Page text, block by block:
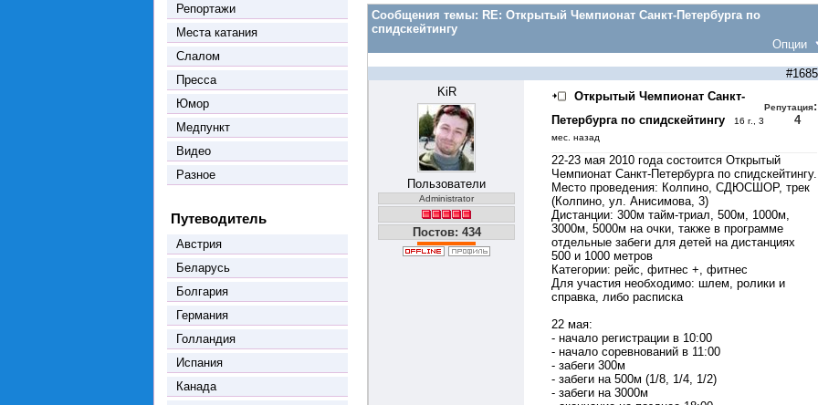
Репортажи
Места катания
Слалом
Пресса
Юмор
Медпункт
Видео
Разное
Путеводитель
Австрия
Беларусь
Болгария
Германия
Голландия
Испания
Канада
Сообщения темы: RE: Открытый Чемпионат Санкт-Петербурга по
спидскейтингу
Опции
#1685
KiR
Пользователи
Administrator
Постов: 434
Открытый Чемпионат Санкт-
Петербурга по спидскейтингу
16 г., 3
мес. назад
Репутация:
4
22-23 мая 2010 года состоится Открытый
Чемпионат Санкт-Петербурга по спидскейтингу.
Место проведения: Колпино, СДЮСШОР, трек
(Колпино, ул. Анисимова, 3)
Дистанции: 300м тайм-триал, 500м, 1000м,
3000м, 5000м на очки, также в программе
отдельные забеги для детей на дистанциях
500 и 1000 метров
Категории: рейс, фитнес +, фитнес
Для участия необходимо: шлем, ролики и
справка, либо расписка
22 мая:
- начало регистрации в 10:00
- начало соревнований в 11:00
- забеги 300м
- забеги на 500м (1/8, 1/4, 1/2)
- забеги на 3000м